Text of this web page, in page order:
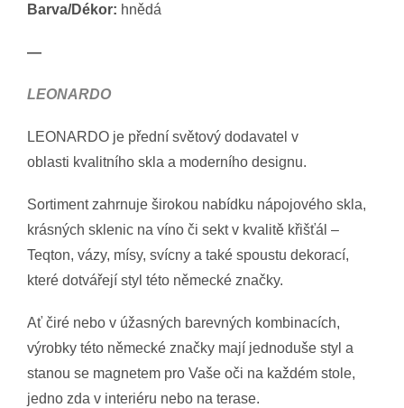
Barva/Dékor: hnědá
—
LEONARDO
LEONARDO je přední světový dodavatel v
oblasti kvalitního skla a moderního designu.
Sortiment zahrnuje širokou nabídku nápojového skla,
krásných sklenic na víno či sekt v kvalitě křišťál –
Teqton, vázy, mísy, svícny a také spoustu dekorací,
které dotvářejí styl této německé značky.
Ať čiré nebo v úžasných barevných kombinacích,
výrobky této německé značky mají jednoduše styl a
stanou se magnetem pro Vaše oči na každém stole,
jedno zda v interiéru nebo na terase.